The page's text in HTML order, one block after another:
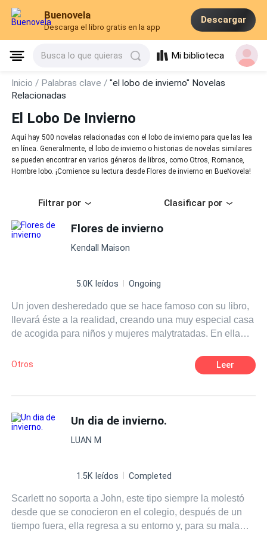
Buenovela
Descarga el libro gratis en la app
Descargar
Busca lo que quieras Mi biblioteca
Inicio / Palabras clave /"el lobo de invierno" Novelas
Relacionadas
El Lobo De Invierno
Aquí hay 500 novelas relacionadas con el lobo de invierno para que las lea
en línea. Generalmente, el lobo de invierno o historias de novelas similares
se pueden encontrar en varios géneros de libros, como Otros, Romance,
Hombre lobo. ¡Comience su lectura desde Flores de invierno en BueNovela!
Filtrar por Clasificar por
Flores de invierno
Kendall Maison
5.0K leídos Ongoing
Un joven desheredado que se hace famoso con su libro,
llevará éste a la realidad, creando una muy especial casa
de acogida para niños y mujeres malytratadas. En ella
paz muy necesaria para `poder crecer como personas.
Aquellos desheredados que son deshechados por al
Otros Leer
Un dia de invierno.
LUAN M
1.5K leídos Completed
Scarlett no soporta a John, este tipo siempre la molestó
desde que se conocieron en el colegio, después de un
tiempo fuera, ella regresa a su entorno y, para su mala